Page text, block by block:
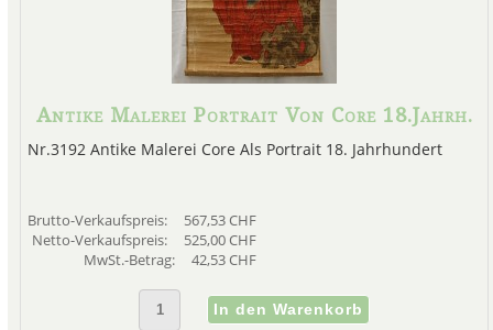
Während der Ming-
wiederhergestellt wurde,
die die Metapher des
Garten wieder aufleben
Stilsprache der Yuan-
herausragender Schüler Wen
für Mings literarische Ideale.
eigenen Kultur durch ein
gelehrten Maler
Antike Malerei Portrait Von Core 18.Jahrh.
Nr.3192 Antike Malerei Core Als Portrait 18. Jahrhundert
Brutto-Verkaufspreis:
567,53 CHF
Netto-Verkaufspreis:
525,00 CHF
MwSt.-Betrag:
42,53 CHF